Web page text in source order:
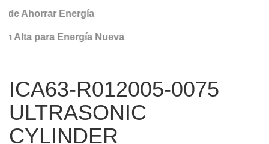
Ahorrar Energía
Alta para Energía Nueva
ICA63-R012005-0075
ULTRASONIC
CYLINDER